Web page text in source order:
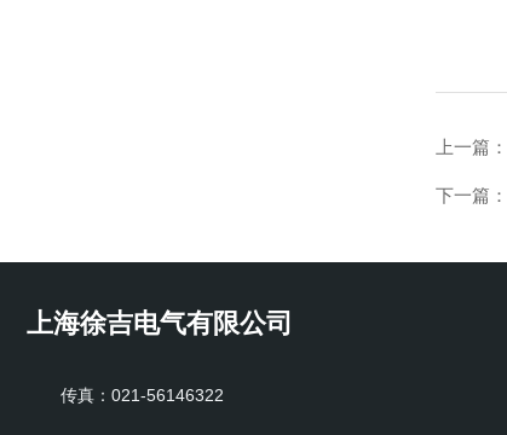
上一篇：
下一篇：
上海徐吉电气有限公司
传真：021-56146322